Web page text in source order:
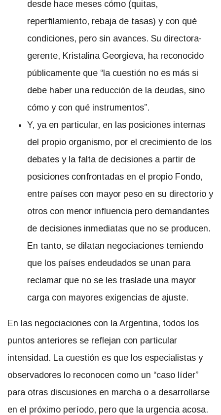
desde hace meses cómo (quitas,
reperfilamiento, rebaja de tasas) y con qué
condiciones, pero sin avances. Su directora-
gerente, Kristalina Georgieva, ha reconocido
públicamente que “la cuestión no es más si
debe haber una reducción de la deudas, sino
cómo y con qué instrumentos”.
Y, ya en particular, en las posiciones internas
del propio organismo, por el crecimiento de los
debates y la falta de decisiones a partir de
posiciones confrontadas en el propio Fondo,
entre países con mayor peso en su directorio y
otros con menor influencia pero demandantes
de decisiones inmediatas que no se producen.
En tanto, se dilatan negociaciones temiendo
que los países endeudados se unan para
reclamar que no se les traslade una mayor
carga con mayores exigencias de ajuste.
En las negociaciones con la Argentina, todos los
puntos anteriores se reflejan con particular
intensidad. La cuestión es que los especialistas y
observadores lo reconocen como un “caso líder”
para otras discusiones en marcha o a desarrollarse
en el próximo período, pero que la urgencia acosa.